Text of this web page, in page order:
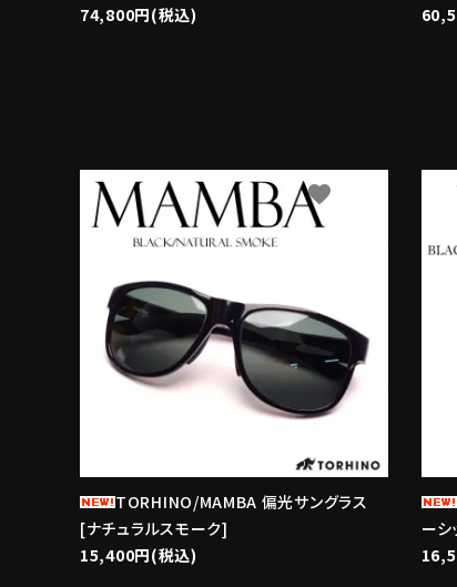
74,800円(税込)
TORHINO/MAMBA 偏光サングラス
[ナチュラルスモーク]
15,400円(税込)
favorite
ーシ